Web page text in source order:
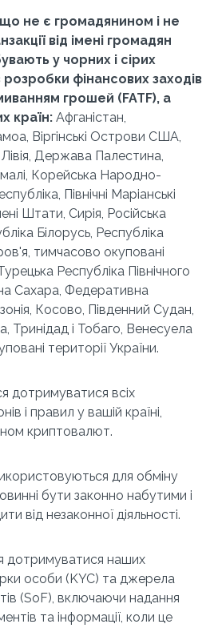
не є громадянином і не
від імені громадян
у чорних і сірих
розробки фінансових заходів
грошей (FATF), а
країн: Афганістан,
Віргінські Острови США,
Держава Палестина,
Корейська Народно-
Північні Маріанські
Штати, Сирія, Російська
Білорусь, Республіка
тимчасово окуповані
Республіка Північного
Сахара, Федеративна
Косово, Південний Судан,
Тринідад і Тобаго, Венесуела
території України.
дотримуватися всіх
і правил у вашій країні,
криптовалют.
для обміну
бути законно набутими і
від незаконної діяльності.
дотримуватися наших
особи (KYC) та джерела
(SoF), включаючи надання
та інформації, коли це